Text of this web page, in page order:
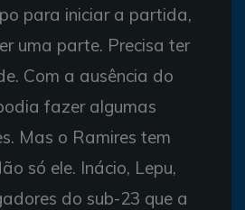
para iniciar a partida,
uma parte. Precisa ter
Com a ausência do
fazer algumas
Mas o Ramires tem
só ele. Inácio, Lepu,
do sub-23 que a